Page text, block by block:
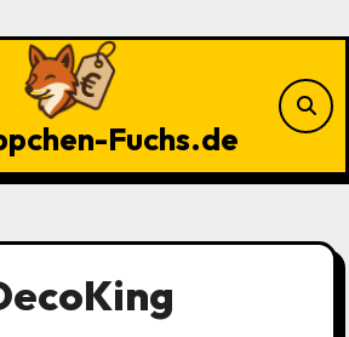
Fuchs.de